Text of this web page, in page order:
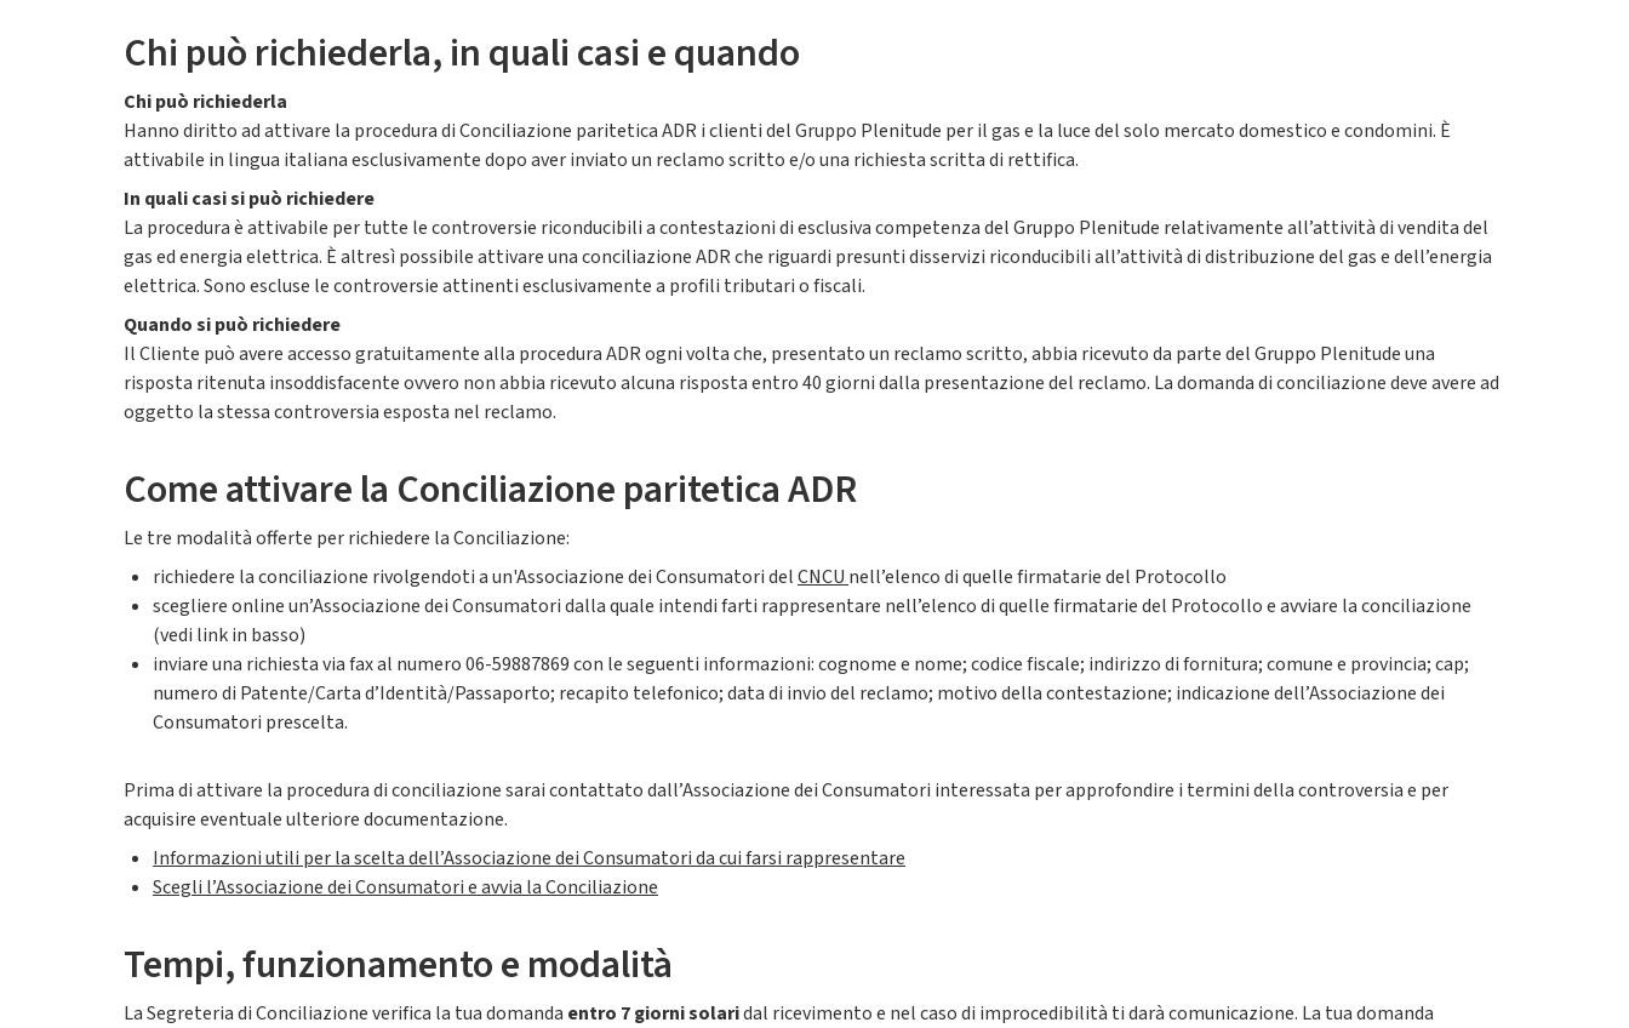
Chi può richiederla, in quali casi e quando
Chi può richiederla
Hanno diritto ad attivare la procedura di Conciliazione paritetica ADR i clienti del Gruppo Plenitude per il gas e la luce del solo mercato domestico e condomini. È
attivabile in lingua italiana esclusivamente dopo aver inviato un reclamo scritto e/o una richiesta scritta di rettifica.
In quali casi si può richiedere
La procedura è attivabile per tutte le controversie riconducibili a contestazioni di esclusiva competenza del Gruppo Plenitude relativamente all’attività di vendita del
gas ed energia elettrica. È altresì possibile attivare una conciliazione ADR che riguardi presunti disservizi riconducibili all’attività di distribuzione del gas e dell’energia
elettrica. Sono escluse le controversie attinenti esclusivamente a profili tributari o fiscali.
Quando si può richiedere
Il Cliente può avere accesso gratuitamente alla procedura ADR ogni volta che, presentato un reclamo scritto, abbia ricevuto da parte del Gruppo Plenitude una
risposta ritenuta insoddisfacente ovvero non abbia ricevuto alcuna risposta entro 40 giorni dalla presentazione del reclamo. La domanda di conciliazione deve avere ad
oggetto la stessa controversia esposta nel reclamo.
Come attivare la Conciliazione paritetica ADR
Le tre modalità offerte per richiedere la Conciliazione:
richiedere la conciliazione rivolgendoti a un'Associazione dei Consumatori delCNCU nell’elenco di quelle firmatarie del Protocollo
scegliere online un’Associazione dei Consumatori dalla quale intendi farti rappresentare nell’elenco di quelle firmatarie del Protocollo e avviare la conciliazione
(vedi link in basso)
inviare una richiesta via fax al numero 06-59887869 con le seguenti informazioni: cognome e nome; codice fiscale; indirizzo di fornitura; comune e provincia; cap;
numero di Patente/Carta d’Identità/Passaporto; recapito telefonico; data di invio del reclamo; motivo della contestazione; indicazione dell’Associazione dei
Consumatori prescelta.
Prima di attivare la procedura di conciliazione sarai contattato dall’Associazione dei Consumatori interessata per approfondire i termini della controversia e per
acquisire eventuale ulteriore documentazione.
Informazioni utili per la scelta dell’Associazione dei Consumatori da cui farsi rappresentare
Scegli l’Associazione dei Consumatori e avvia la Conciliazione
Tempi, funzionamento e modalità
La Segreteria di Conciliazione verifica la tua domanda entro 7 giorni solaridal ricevimento e nel caso di improcedibilità ti darà comunicazione. La tua domanda